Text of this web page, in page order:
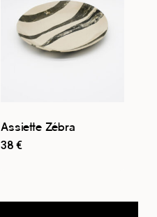
Assiette Zébra
38 €